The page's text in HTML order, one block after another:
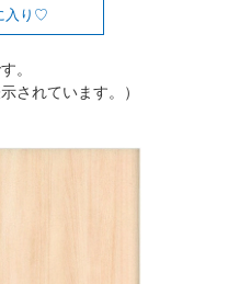
入り
。
されています。）